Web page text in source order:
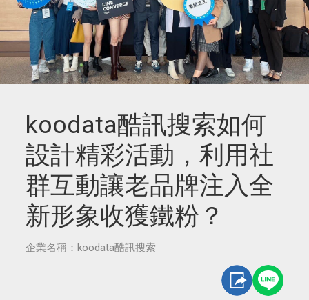
koodata酷訊搜索如何
設計精彩活動，利用社
群互動讓老品牌注入全
新形象收獲鐵粉？
企業名稱：koodata酷訊搜索